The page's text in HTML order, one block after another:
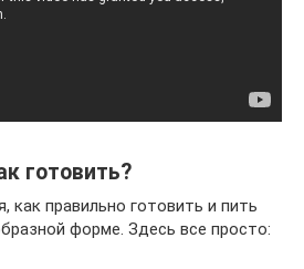
готовить?
как правильно готовить и пить
форме. Здесь все просто: